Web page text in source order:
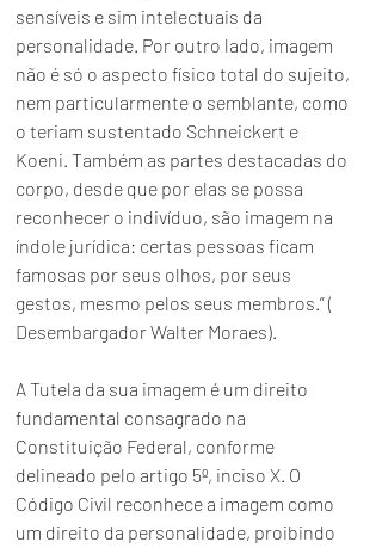
sensíveis e sim intelectuais da
personalidade. Por outro lado, imagem
não é só o aspecto físico total do sujeito,
nem particularmente o semblante, como
o teriam sustentado Schneickert e
Koeni. Também as partes destacadas do
corpo, desde que por elas se possa
reconhecer o indivíduo, são imagem na
índole jurídica: certas pessoas ficam
famosas por seus olhos, por seus
gestos, mesmo pelos seus membros.” (
Desembargador Walter Moraes).
A Tutela da sua imagem é um direito
fundamental consagrado na
Constituição Federal, conforme
delineado pelo artigo 5º, inciso X. O
Código Civil reconhece a imagem como
um direito da personalidade, proibindo